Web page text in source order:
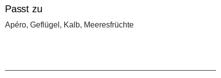
Passt zu
Apéro, Geflügel, Kalb, Meeresfrüchte